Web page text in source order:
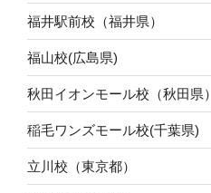
福井駅前校（福井県）
福山校(広島県)
秋田イオンモール校（秋田県）
稲毛ワンズモール校(千葉県)
立川校（東京都）